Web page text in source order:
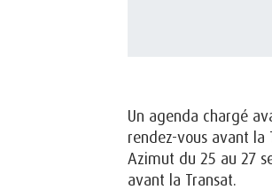
Un agenda chargé
rendez-vous avant la
Azimut du 25 au 27
avant la Transat.